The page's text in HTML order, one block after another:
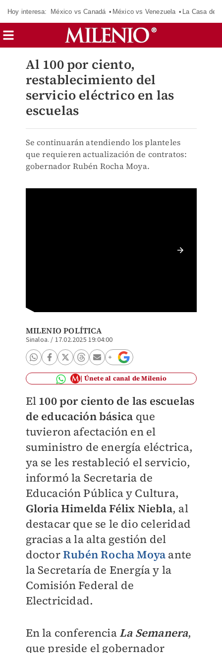
Hoy interesa: México vs Canadá México vs Venezuela La Casa de
Al 100 por ciento,
restablecimiento del
servicio eléctrico en las
escuelas
Se continuarán atendiendo los planteles
que requieren actualización de contratos:
gobernador Rubén Rocha Moya.
MILENIO POLÍTICA
Sinaloa. / 17.02.2025 19:04:00
Únete al canal de Milenio
El 100 por ciento de las escuelas
de educación básica que
tuvieron afectación en el
suministro de energía eléctrica,
ya se les restableció el servicio,
informó la Secretaria de
Educación Pública y Cultura,
Gloria Himelda Félix Niebla, al
destacar que se le dio celeridad
gracias a la alta gestión del
doctorRubén Rocha Moya ante
la Secretaría de Energía y la
Comisión Federal de
Electricidad.
En la conferencia La Semanera,
que preside el gobernador